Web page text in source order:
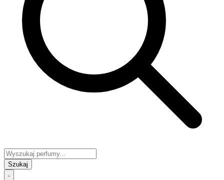
Szukaj